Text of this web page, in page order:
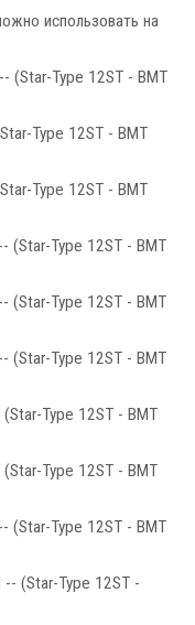
использовать на
(Star-Type 12ST - BMT
Type 12ST - BMT
Type 12ST - BMT
(Star-Type 12ST - BMT
(Star-Type 12ST - BMT
(Star-Type 12ST - BMT
(Star-Type 12ST - BMT
(Star-Type 12ST - BMT
(Star-Type 12ST - BMT
-- (Star-Type 12ST -